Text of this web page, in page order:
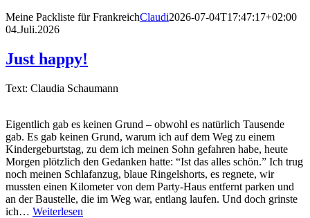
Meine Packliste für FrankreichClaudi2026-07-04T17:47:17+02:00
04.Juli.2026
Just happy!
Text: Claudia Schaumann
Eigentlich gab es keinen Grund – obwohl es natürlich Tausende
gab. Es gab keinen Grund, warum ich auf dem Weg zu einem
Kindergeburtstag, zu dem ich meinen Sohn gefahren habe, heute
Morgen plötzlich den Gedanken hatte: “Ist das alles schön.” Ich trug
noch meinen Schlafanzug, blaue Ringelshorts, es regnete, wir
mussten einen Kilometer von dem Party-Haus entfernt parken und
an der Baustelle, die im Weg war, entlang laufen. Und doch grinste
ich… Weiterlesen